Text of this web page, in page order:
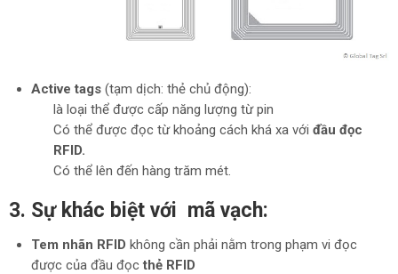
Active tags (tạm dịch: thẻ chủ động):
là loại thể được cấp năng lượng từ pin
Có thể được đọc từ khoảng cách khá xa với đầu đọc
RFID.
Có thể lên đến hàng trăm mét.
3. Sự khác biệt với mã vạch:
Tem nhãn RFID không cần phải nằm trong phạm vi đọc
được của đầu đọcthẻ RFID